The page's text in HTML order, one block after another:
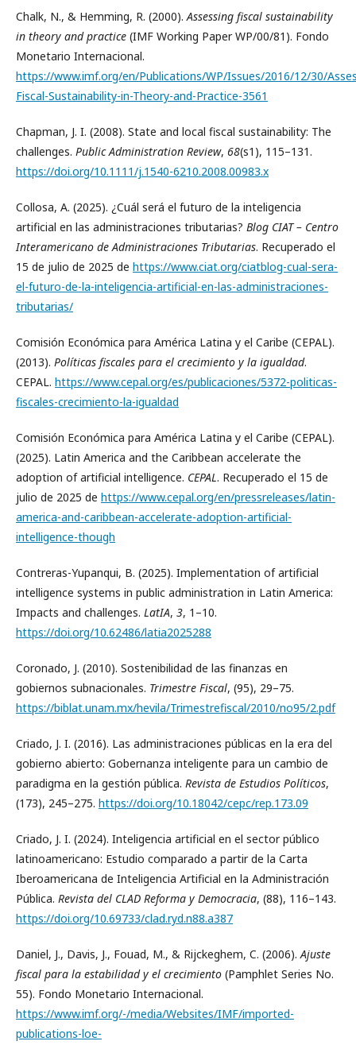
Chalk, N., & Hemming, R. (2000).Assessing fiscal sustainability
in theory and practice (IMF Working Paper WP/00/81). Fondo
Monetario Internacional.
https://www.imf.org/en/Publications/WP/Issues/2016/12/30/
Fiscal-Sustainability-in-Theory-and-Practice-3561
Chapman, J. I. (2008). State and local fiscal sustainability: The
challenges. Public Administration Review, 68(s1), 115–131.
https://doi.org/10.1111/j.1540-6210.2008.00983.x
Collosa, A. (2025). ¿Cuál será el futuro de la inteligencia
artificial en las administraciones tributarias? Blog CIAT – Centro
Interamericano de Administraciones Tributarias. Recuperado el
15 de julio de 2025 de https://www.ciat.org/ciatblog-cual-sera-
el-futuro-de-la-inteligencia-artificial-en-las-administraciones-
tributarias/
Comisión Económica para América Latina y el Caribe (CEPAL).
(2013). Políticas fiscales para el crecimiento y la igualdad.
CEPAL. https://www.cepal.org/es/publicaciones/5372-politicas-
fiscales-crecimiento-la-igualdad
Comisión Económica para América Latina y el Caribe (CEPAL).
(2025). Latin America and the Caribbean accelerate the
adoption of artificial intelligence. CEPAL. Recuperado el 15 de
julio de 2025 de https://www.cepal.org/en/pressreleases/latin-
america-and-caribbean-accelerate-adoption-artificial-
intelligence-though
Contreras-Yupanqui, B. (2025). Implementation of artificial
intelligence systems in public administration in Latin America:
Impacts and challenges. LatIA, 3, 1–10.
https://doi.org/10.62486/latia2025288
Coronado, J. (2010). Sostenibilidad de las finanzas en
gobiernos subnacionales. Trimestre Fiscal, (95), 29–75.
https://biblat.unam.mx/hevila/Trimestrefiscal/2010/no95/2.pdf
Criado, J. I. (2016). Las administraciones públicas en la era del
gobierno abierto: Gobernanza inteligente para un cambio de
paradigma en la gestión pública. Revista de Estudios Políticos,
(173), 245–275. https://doi.org/10.18042/cepc/rep.173.09
Criado, J. I. (2024). Inteligencia artificial en el sector público
latinoamericano: Estudio comparado a partir de la Carta
Iberoamericana de Inteligencia Artificial en la Administración
Pública. Revista del CLAD Reforma y Democracia, (88), 116–143.
https://doi.org/10.69733/clad.ryd.n88.a387
Daniel, J., Davis, J., Fouad, M., & Rijckeghem, C. (2006).Ajuste
fiscal para la estabilidad y el crecimiento (Pamphlet Series No.
55). Fondo Monetario Internacional.
https://www.imf.org/-/media/Websites/IMF/imported-
publications-loe-